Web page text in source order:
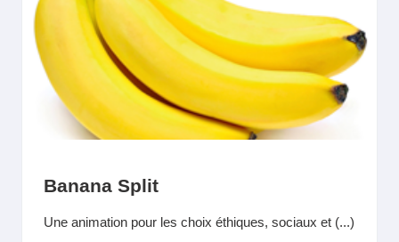
Banana Split
Une animation pour les choix éthiques, sociaux et (...)